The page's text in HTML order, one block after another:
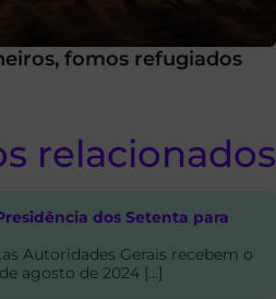
fomos refugiados
relacionados
dos Setenta para
Autoridades Gerais recebem o
agosto de 2024 […]